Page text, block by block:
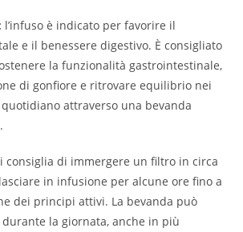
l’infuso è indicato per favorire il
e il benessere digestivo. È consigliato
la funzionalità gastrointestinale,
di gonfiore e ritrovare equilibrio nei
attraverso una bevanda
consiglia di immergere un filtro in circa
in infusione per alcune ore fino a
dei principi attivi. La bevanda può
la giornata, anche in più